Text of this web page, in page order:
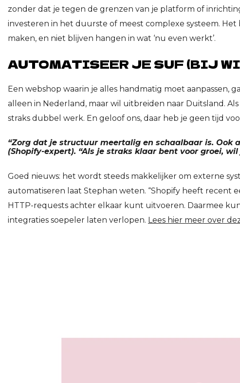
zonder dat je tegen de grenzen van je platform of
investeren in het duurste of meest complexe systeem.
maken, en niet blijven hangen in wat ‘nu even werkt’.
AUTOMATISEER JE SUF (BIJ
Een webshop waarin je alles handmatig moet aanpassen,
alleen in Nederland, maar wil uitbreiden naar Duitsland.
straks dubbel werk. En geloof ons, daar heb je geen tijd
“Zorg dat je structuur meertalig en schaalbaar is. Ook
(Shopify-expert). “Als je straks klaar bent voor groei,
Goed nieuws: het wordt steeds makkelijker om externe
automatiseren laat Stephan weten. “Shopify heeft recent
HTTP-requests achter elkaar kunt uitvoeren. Daarmee
integraties soepeler laten verlopen. Lees hier meer over